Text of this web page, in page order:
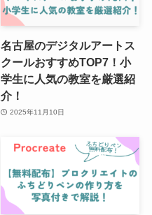
名古屋のデジタルアートス
クールおすすめTOP7！小
学生に人気の教室を厳選紹
介！
2025年11月10日